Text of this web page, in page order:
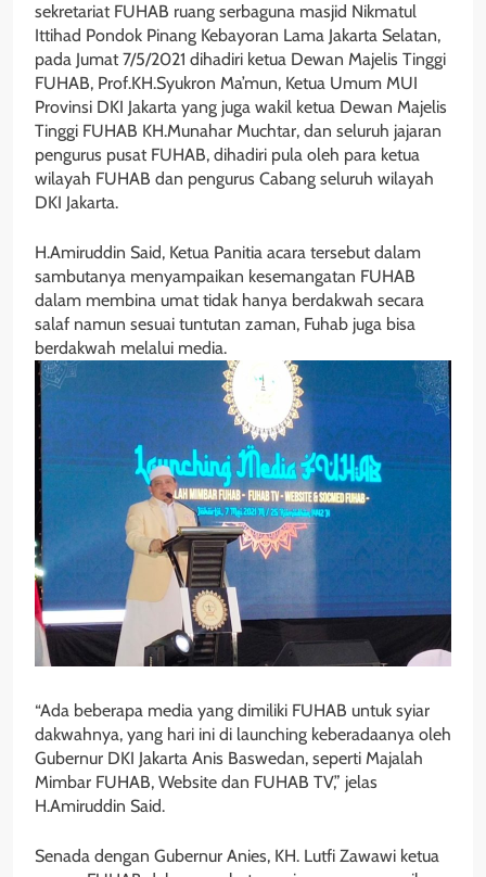
sekretariat FUHAB ruang serbaguna masjid Nikmatul
Ittihad Pondok Pinang Kebayoran Lama Jakarta Selatan,
pada Jumat 7/5/2021 dihadiri ketua Dewan Majelis Tinggi
FUHAB, Prof.KH.Syukron Ma’mun, Ketua Umum MUI
Provinsi DKI Jakarta yang juga wakil ketua Dewan Majelis
Tinggi FUHAB KH.Munahar Muchtar, dan seluruh jajaran
pengurus pusat FUHAB, dihadiri pula oleh para ketua
wilayah FUHAB dan pengurus Cabang seluruh wilayah
DKI Jakarta.
H.Amiruddin Said, Ketua Panitia acara tersebut dalam
sambutanya menyampaikan kesemangatan FUHAB
dalam membina umat tidak hanya berdakwah secara
salaf namun sesuai tuntutan zaman, Fuhab juga bisa
berdakwah melalui media.
“Ada beberapa media yang dimiliki FUHAB untuk syiar
dakwahnya, yang hari ini di launching keberadaanya oleh
Gubernur DKI Jakarta Anis Baswedan, seperti Majalah
Mimbar FUHAB, Website dan FUHAB TV,” jelas
H.Amiruddin Said.
Senada dengan Gubernur Anies, KH. Lutfi Zawawi ketua